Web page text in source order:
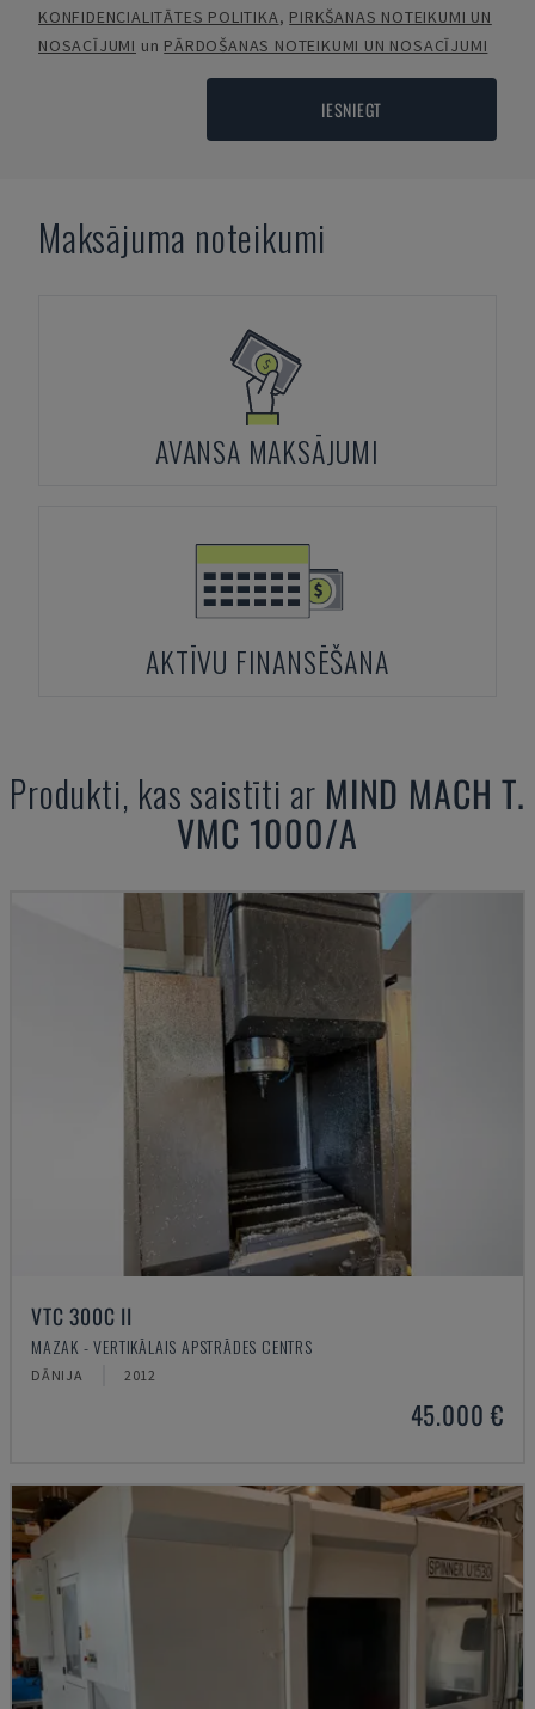
KONFIDENCIALITĀTES POLITIKA, PIRKŠANAS NOTEIKUMI UN
NOSACĪJUMI un PĀRDOŠANAS NOTEIKUMI UN NOSACĪJUMI
IESNIEGT
Maksājuma noteikumi
AVANSA MAKSĀJUMI
AKTĪVU FINANSĒŠANA
Produkti, kas saistīti ar MIND MACH T.
VMC 1000/A
VTC 300C II
MAZAK - VERTIKĀLAIS APSTRĀDES CENTRS
DĀNIJA 2012
45.000 €